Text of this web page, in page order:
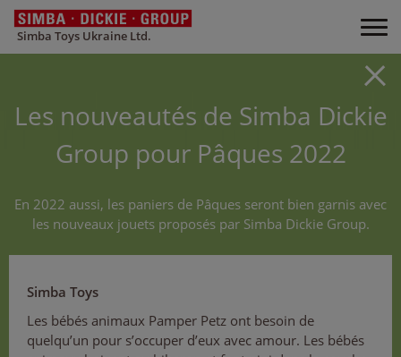
Simba Toys Ukraine Ltd.
Les nouveautés de Simba Dickie
Group pour Pâques 2022
En 2022 aussi, les paniers de Pâques seront bien garnis avec
les nouveaux jouets proposés par Simba Dickie Group.
Simba Toys
Les bébés animaux Pamper Petz ont besoin de
quelqu’un pour s’occuper d’eux avec amour. Les bébés